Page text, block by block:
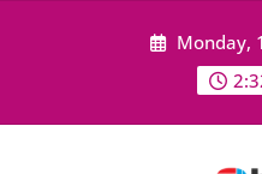
Monday,